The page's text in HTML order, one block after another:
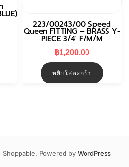
Current
223/00243/00 Speed
Queen FITTING – BRASS Y-
PIECE 3/4′ F/M/M
฿1,200.00
หยิบใส่ตะกร้า
Powered by WordPress